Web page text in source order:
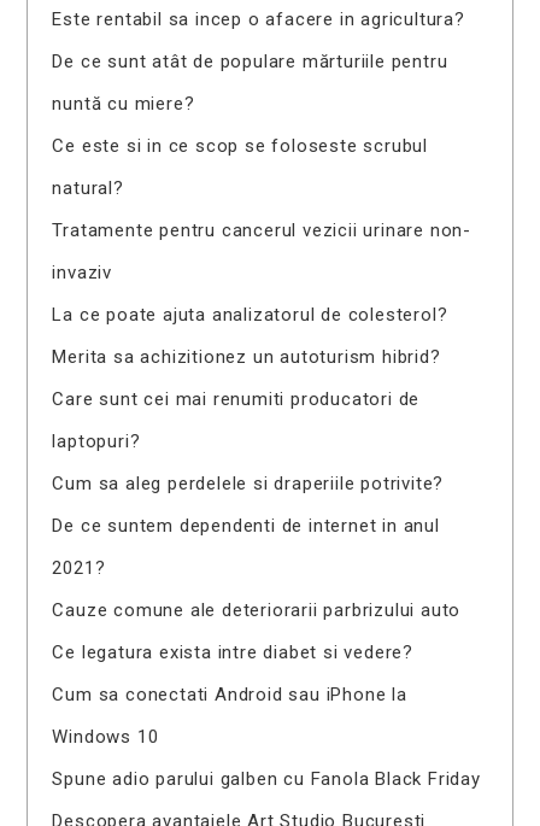
Este rentabil sa incep o afacere in agricultura?
De ce sunt atât de populare mărturiile pentru
nuntă cu miere?
Ce este si in ce scop se foloseste scrubul
natural?
Tratamente pentru cancerul vezicii urinare non-
invaziv
La ce poate ajuta analizatorul de colesterol?
Merita sa achizitionez un autoturism hibrid?
Care sunt cei mai renumiti producatori de
laptopuri?
Cum sa aleg perdelele si draperiile potrivite?
De ce suntem dependenti de internet in anul
2021?
Cauze comune ale deteriorarii parbrizului auto
Ce legatura exista intre diabet si vedere?
Cum sa conectati Android sau iPhone la
Windows 10
Spune adio parului galben cu Fanola Black Friday
Descopera avantajele Art Studio Bucuresti